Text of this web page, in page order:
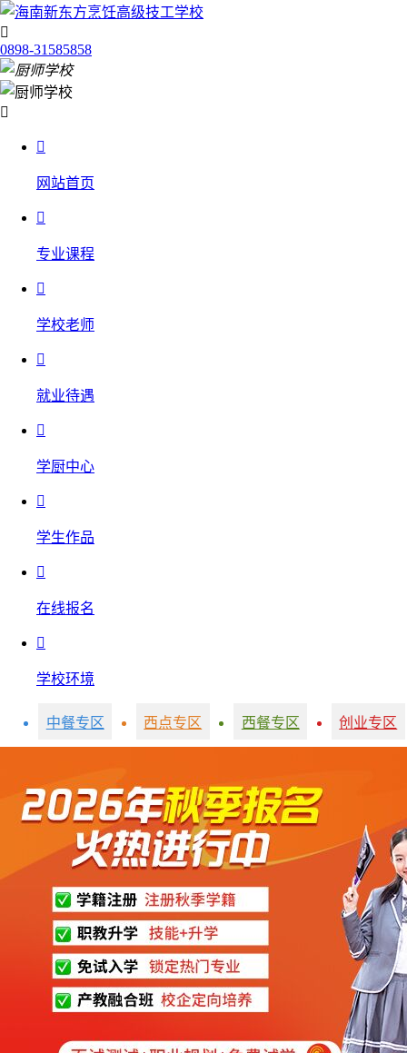

0898-31585858


网站首页

专业课程

学校老师

就业待遇

学厨中心

学生作品

在线报名

学校环境
中餐专区 西点专区 西餐专区 创业专区